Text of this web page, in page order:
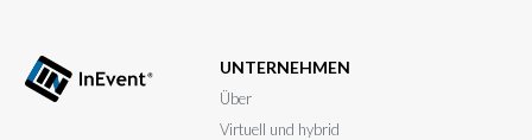
UNTERNEHMEN
Über
Virtuell und hybrid